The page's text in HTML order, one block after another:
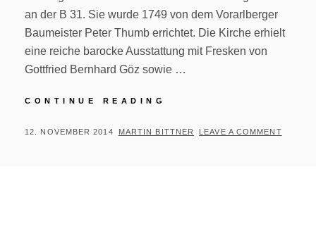
an der B 31. Sie wurde 1749 von dem Vorarlberger
Baumeister Peter Thumb errichtet. Die Kirche erhielt
eine reiche barocke Ausstattung mit Fresken von
Gottfried Bernhard Göz sowie …
CONTINUE READING
DER
POSTED
12. NOVEMBER 2014 BY
MARTIN BITTNER LEAVE A COMMENT